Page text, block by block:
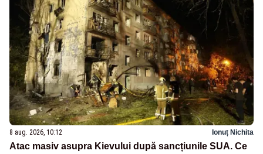
8 aug. 2026, 10:12 Ionuț Nichita
Atac masiv asupra Kievului după sancțiunile SUA. Ce